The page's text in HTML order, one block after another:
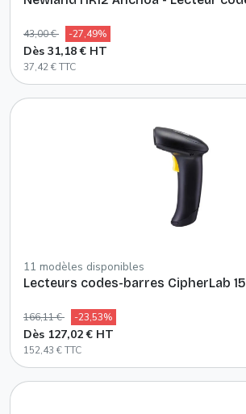
43,00 € -27,49%
Dès 31,18 € HT
37,42 € TTC
11 modèles disponibles
Lecteurs codes-barres CipherLab
166,11 € -23,53%
Dès 127,02 € HT
152,43 € TTC